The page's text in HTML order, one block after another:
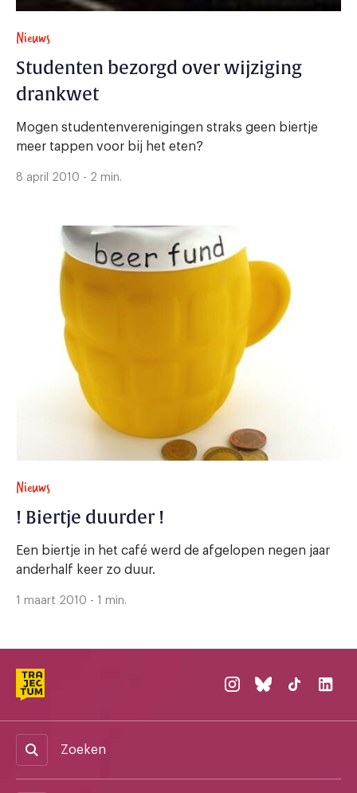
Nieuws
Studenten bezorgd over wijziging
drankwet
Mogen studentenverenigingen straks geen biertje
meer tappen voor bij het eten?
8 april 2010 - 2 min.
Nieuws
! Biertje duurder !
Een biertje in het café werd de afgelopen negen jaar
anderhalf keer zo duur.
1 maart 2010 - 1 min.
Zoeken